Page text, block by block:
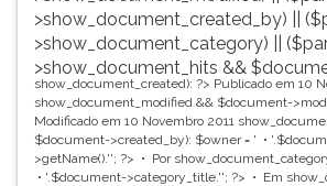
>show_document_created_by) ||
>show_document_category) ||
>show_document_hits &&
show_document_created): ?> Publicado em 10
show_document_modified && $document-
Modificado em 10 Novembro 2011
$document->created_by): $owner = '
>getName().''; ?> Por
'.$document->category_title.''; ?> Em